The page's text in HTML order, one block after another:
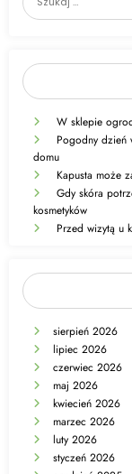
W sklepie
Pogodny dzień
domu
Kapusta może
Gdy skóra
kosmetyków
Przed wizytą u
sierpień 2026
lipiec 2026
czerwiec 2026
maj 2026
kwiecień 2026
marzec 2026
luty 2026
styczeń 2026